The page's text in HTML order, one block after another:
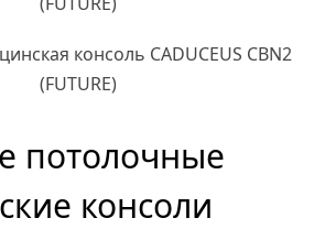
консоль CADUCEUS CBN2
(FUTURE)
потолочные
консоли